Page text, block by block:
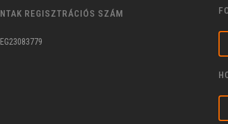
NTAK REGISZTRÁCIÓS SZÁM
EG23083779